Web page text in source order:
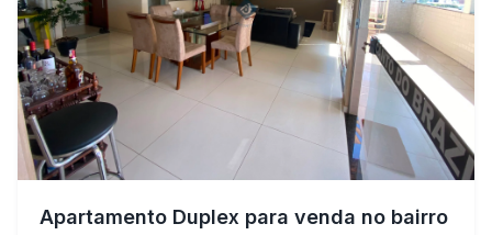
Apartamento Duplex para venda no bairro